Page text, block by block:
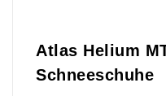
Atlas Helium
Schneeschuhe